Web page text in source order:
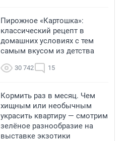
Пирожное «Картошка»:
классический рецепт в
домашних условиях с тем
самым вкусом из детства
30 742 15
Кормить раз в месяц. Чем
хищным или необычным
украсить квартиру — смотрим
зелёное разнообразие на
выставке экзотики